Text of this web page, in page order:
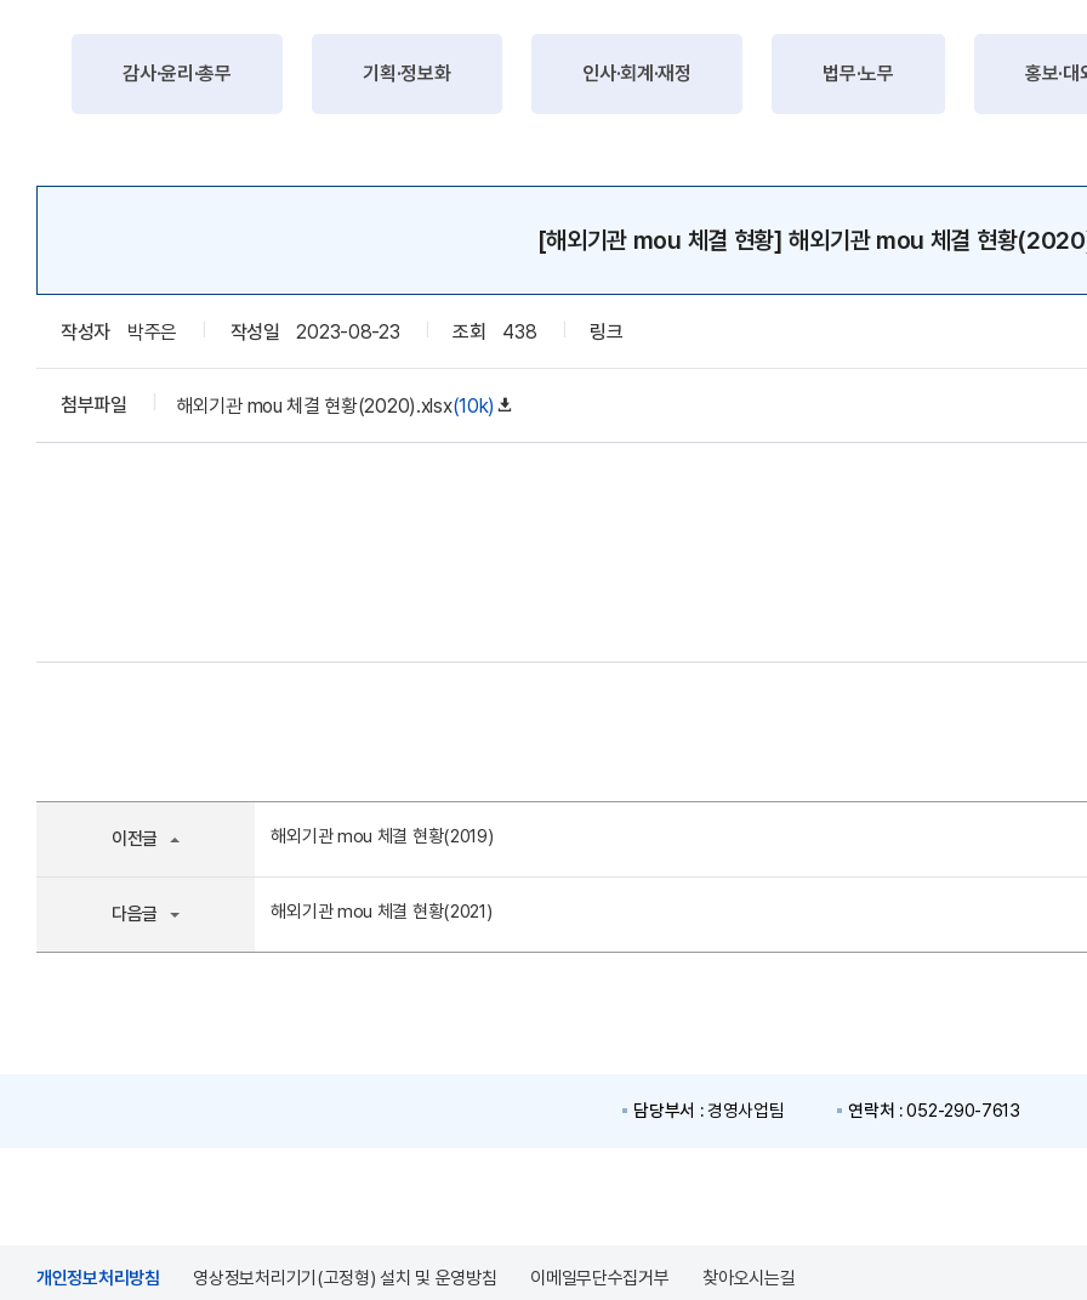
감사·윤리·총무 기획·정보화 인사·회계·재정 법무·노무 홍보·대
[해외기관 mou 체결 현황] 해외기관 mou 체결 현황
작성자 박주은 작성일 2023-08-23 조회 438 링크
첨부파일 해외기관 mou 체결 현황(2020).xlsx(10k)
이전글 해외기관 mou 체결 현황(2019)
다음글 해외기관 mou 체결 현황(2021)
담당부서 :경영사업팀 연락처 :052-290-7613
개인정보처리방침 영상정보처리기기(고정형) 설치 및 운영방침 이메일무단수집거부 찾아오시는길